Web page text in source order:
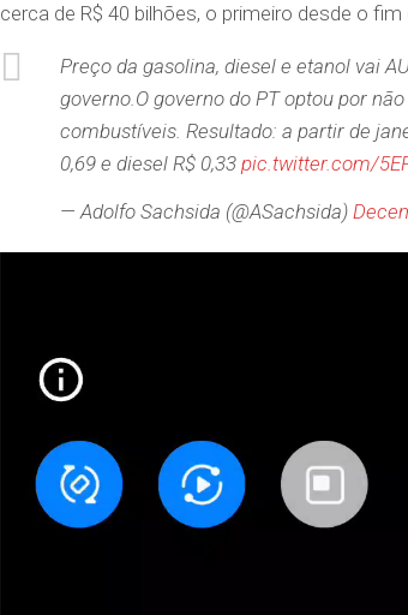
cerca de R$ 40 bilhões, o primeiro desde o
Preço da gasolina, diesel e etanol vai
governo.O governo do PT optou por
combustíveis. Resultado: a partir de
0,69 e diesel R$ 0,33 pic.twitter.com/
— Adolfo Sachsida (@ASachsida)